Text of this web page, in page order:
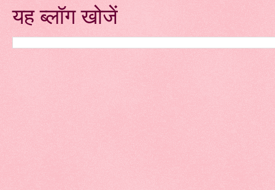
यह ब्लॉग खोजें